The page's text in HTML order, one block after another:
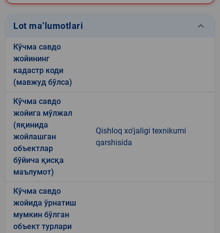
Lot ma’lumotlari keyboard_arrow_down
Кўчма савдо
жойининг
кадастр коди
(мавжуд бўлса)
Кўчма савдо
жойига мўлжал
(яқинида
жойлашган
объектлар
бўйича қисқа
маълумот)
Qishloq xo'jaligi texnikumi
qarshisida
Кўчма савдо
жойида ўрнатиш
мумкин бўлган
объект турлари